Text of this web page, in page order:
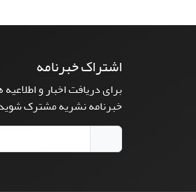
اشتراک خبرنامه
برای دریافت اخبار و
خبرنامه نشریه مشترک